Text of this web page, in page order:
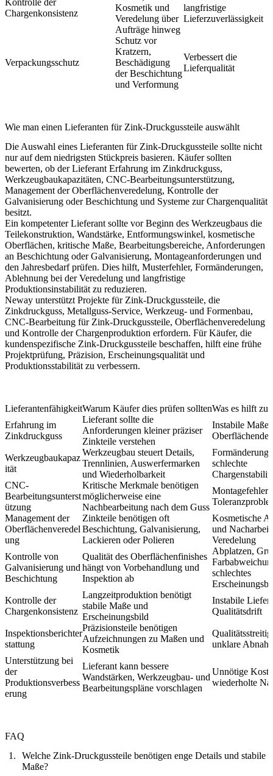
Chargenkonsistenz
Kosmetik und
Veredelung über
Aufträge hinweg
langfristige
Lieferzuverlässigkeit
Verpackungsschutz
Schutz vor
Kratzern,
Beschädigung
der Beschichtung
und Verformung
Verbessert die
Lieferqualität
Wie man einen Lieferanten für Zink-Druckgussteile auswählt
Die Auswahl eines Lieferanten für Zink-Druckgussteile sollte nicht
nur auf dem niedrigsten Stückpreis basieren. Käufer sollten
bewerten, ob der Lieferant Erfahrung im Zinkdruckguss,
Werkzeugbaukapazitäten, CNC-Bearbeitungsunterstützung,
Management der Oberflächenveredelung, Kontrolle der
Galvanisierung oder Beschichtung und Systeme zur Chargenqualität
besitzt.
Ein kompetenter Lieferant sollte vor Beginn des Werkzeugbaus die
Teilekonstruktion, Wandstärke, Entformungswinkel, kosmetische
Oberflächen, kritische Maße, Bearbeitungsbereiche, Anforderungen
an Beschichtung oder Galvanisierung, Montageanforderungen und
den Jahresbedarf prüfen. Dies hilft, Musterfehler, Formänderungen,
Ablehnung bei der Veredelung und langfristige
Produktionsinstabilität zu reduzieren.
Neway unterstützt Projekte für Zink-Druckgussteile, die
Zinkdruckguss, Metallguss-Service, Werkzeug- und Formenbau,
CNC-Bearbeitung für Zink-Druckgussteile, Oberflächenveredelung
und Kontrolle der Chargenproduktion erfordern. Für Käufer, die
kundenspezifische Zink-Druckgussteile beschaffen, hilft eine frühe
Projektprüfung, Präzision, Erscheinungsqualität und
Produktionsstabilität zu verbessern.
LieferantenfähigkeitWarum Käufer dies prüfen solltenWas es hilft zu
Erfahrung im
Zinkdruckguss
Lieferant sollte die
Anforderungen kleiner präziser
Zinkteile verstehen
Instabile
Werkzeugbaukapaz
ität
Werkzeugbau steuert Details,
Trennlinien, Auswerfermarken
und Wiederholbarkeit
schlechte
CNC-
Bearbeitungsunterst
ützung
Kritische Merkmale benötigen
möglicherweise eine
Nachbearbeitung nach dem Guss
Montagefehler
Management der
Oberflächenveredel
ung
Zinkteile benötigen oft
Beschichtung, Galvanisierung,
Lackieren oder Polieren
Kosmetische
und
Veredelung
Kontrolle von
Galvanisierung und
Beschichtung
Qualität des Oberflächenfinishes
hängt von Vorbehandlung und
Inspektion ab
Abplatzen,
schlechtes
Kontrolle der
Chargenkonsistenz
Langzeitproduktion benötigt
stabile Maße und
Erscheinungsbild
Instabile
Qualitätsdrift
Inspektionsberichter
stattung
Präzisionsteile benötigen
Aufzeichnungen zu Maßen und
Kosmetik
unklare
Unterstützung bei
der
Produktionsverbess
erung
Lieferant kann bessere
Wandstärken, Werkzeugbau- und
Bearbeitungspläne vorschlagen
Unnötige
wiederholte
FAQ
Welche Zink-Druckgussteile benötigen enge Details und stabile
Maße?